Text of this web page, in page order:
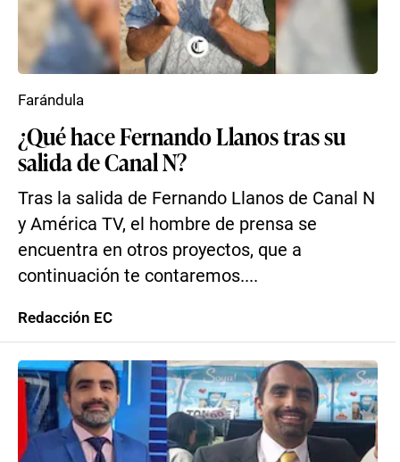
¿Qué hace Fernando Llanos tras su
salida de Canal N?
Tras la salida de Fernando Llanos de Canal N
y América TV, el hombre de prensa se
encuentra en otros proyectos, que a
continuación te contaremos....
Farándula
Redacción EC